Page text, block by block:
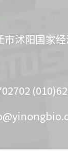
市沭阳国家